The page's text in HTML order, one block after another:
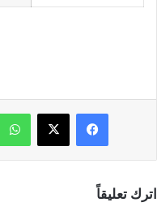
فيسبوك‫X
اترك تعليقاً